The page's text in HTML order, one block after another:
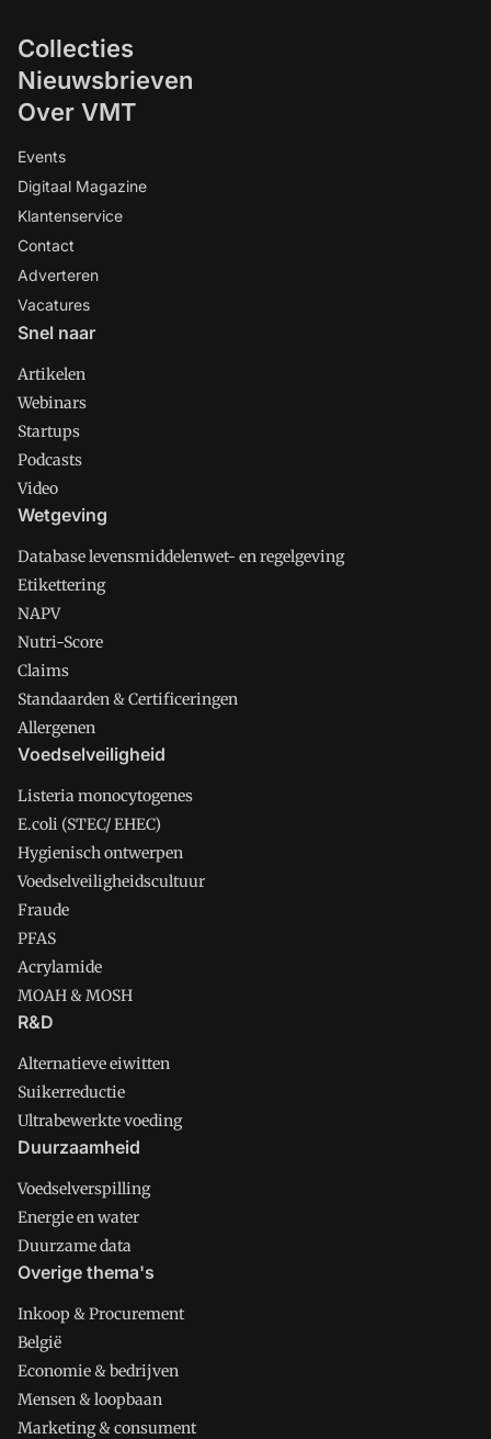
Collecties
Nieuwsbrieven
Over VMT
Events
Digitaal Magazine
Klantenservice
Contact
Adverteren
Vacatures
Snel naar
Artikelen
Webinars
Startups
Podcasts
Video
Wetgeving
Database levensmiddelenwet- en regelgeving
Etikettering
NAPV
Nutri-Score
Claims
Standaarden & Certificeringen
Allergenen
Voedselveiligheid
Listeria monocytogenes
E.coli (STEC/ EHEC)
Hygienisch ontwerpen
Voedselveiligheidscultuur
Fraude
PFAS
Acrylamide
MOAH & MOSH
R&D
Alternatieve eiwitten
Suikerreductie
Ultrabewerkte voeding
Duurzaamheid
Voedselverspilling
Energie en water
Duurzame data
Overige thema's
Inkoop & Procurement
België
Economie & bedrijven
Mensen & loopbaan
Marketing & consument